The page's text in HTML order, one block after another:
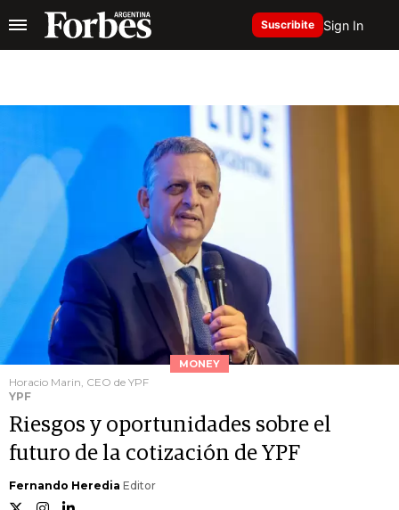
Suscribite Sign In
MONEY
Horacio Marin, CEO de YPF
YPF
Riesgos y oportunidades sobre el
futuro de la cotización de YPF
Fernando Heredia Editor